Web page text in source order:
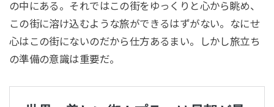
の中にある。それではこの街をゆっくりと心から眺め、
この街に溶け込むような旅ができるはずがない。なにせ
心はこの街にないのだから仕方あるまい。しかし旅立ち
の準備の意識は重要だ。